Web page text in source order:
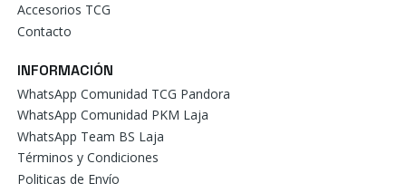
Accesorios TCG
Contacto
INFORMACIÓN
WhatsApp Comunidad TCG Pandora
WhatsApp Comunidad PKM Laja
WhatsApp Team BS Laja
Términos y Condiciones
Politicas de Envío